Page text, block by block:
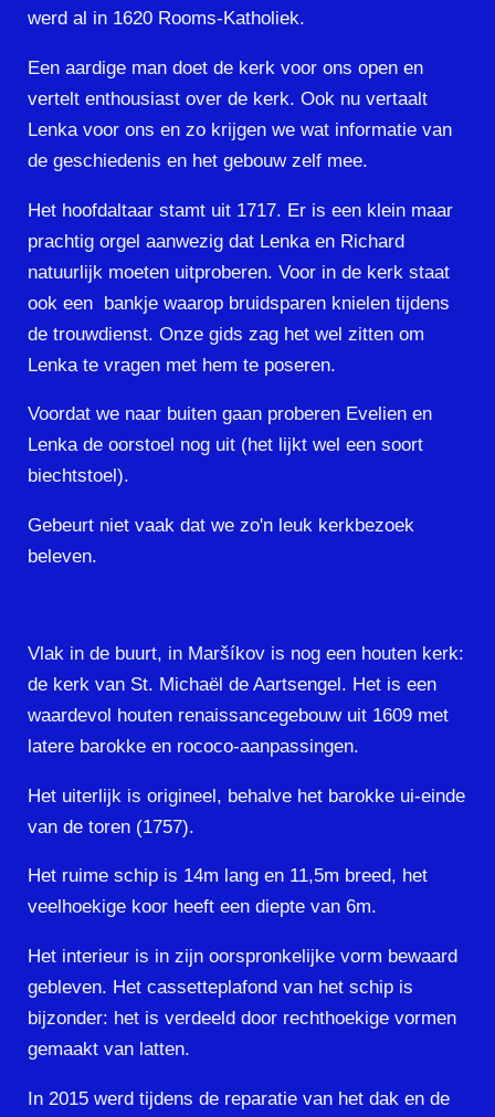
werd al in 1620 Rooms-Katholiek.
Een aardige man doet de kerk voor ons open en
vertelt enthousiast over de kerk. Ook nu vertaalt
Lenka voor ons en zo krijgen we wat informatie van
de geschiedenis en het gebouw zelf mee.
Het hoofdaltaar stamt uit 1717. Er is een klein maar
prachtig orgel aanwezig dat Lenka en Richard
natuurlijk moeten uitproberen. Voor in de kerk staat
ook een bankje waarop bruidsparen knielen tijdens
de trouwdienst. Onze gids zag het wel zitten om
Lenka te vragen met hem te poseren.
Voordat we naar buiten gaan proberen Evelien en
Lenka de oorstoel nog uit (het lijkt wel een soort
biechtstoel).
Gebeurt niet vaak dat we zo'n leuk kerkbezoek
beleven.
Vlak in de buurt, in Maršíkov is nog een houten kerk:
de kerk van St. Michaël de Aartsengel. Het is een
waardevol houten renaissancegebouw uit 1609 met
latere barokke en rococo-aanpassingen.
Het uiterlijk is origineel, behalve het barokke ui-einde
van de toren (1757).
Het ruime schip is 14m lang en 11,5m breed, het
veelhoekige koor heeft een diepte van 6m.
Het interieur is in zijn oorspronkelijke vorm bewaard
gebleven. Het cassetteplafond van het schip is
bijzonder: het is verdeeld door rechthoekige vormen
gemaakt van latten.
In 2015 werd tijdens de reparatie van het dak en de